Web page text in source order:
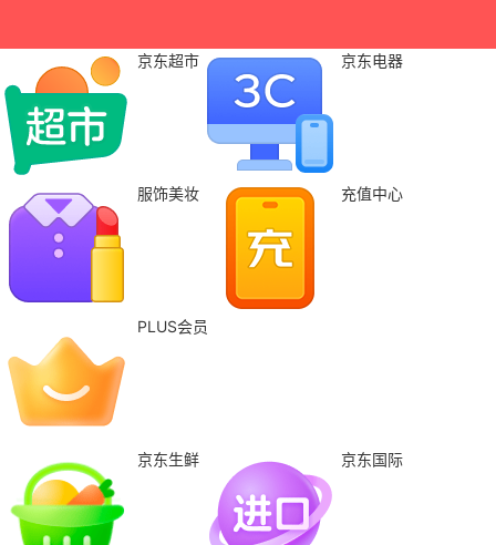
京东超市 京东电器
服饰美妆 充值中心
PLUS会员
京东生鲜 京东国际